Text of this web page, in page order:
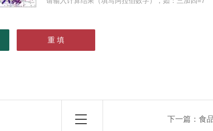
下一篇： 食